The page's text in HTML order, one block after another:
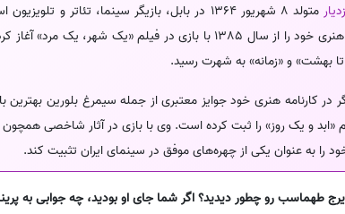
متولد 8 شهریور 1364 در بابل، بازیگر سینما،
فعالیت هنری خود را از سال 1385 با بازی در فیلم «یک
تا بهشت» و «زمانه» به شهرت رسید.
در کارنامه هنری خود جوایز معتبری از جمله سیمرغ بلورین
«ابد و یک روز» را ثبت کرده است. وی با بازی در آثار شاخصی
را به عنوان یکی از چهره‌های موفق در سینمای ایران تثبیت کند.
طهماسب رو چطور دیدید؟ اگر شما جای او بودید، چه جوابی به